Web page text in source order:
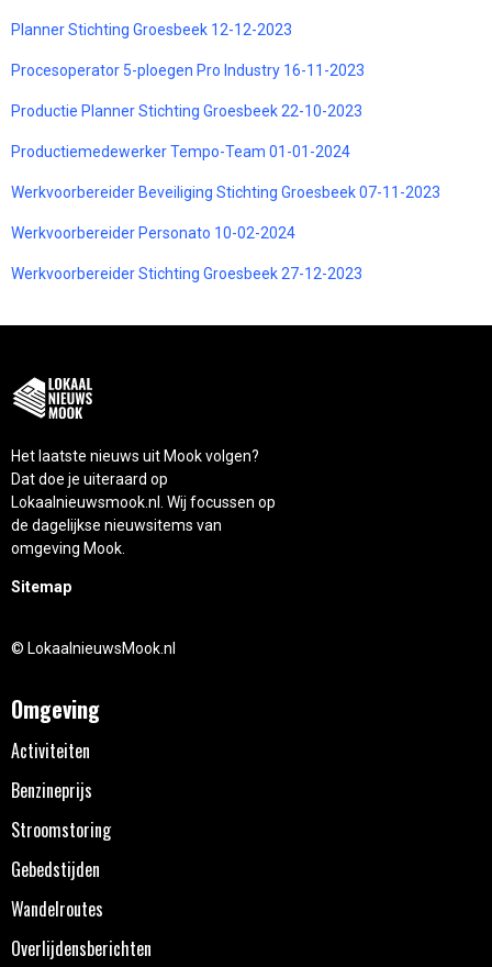
Planner Stichting Groesbeek 12-12-2023
Procesoperator 5-ploegen Pro Industry 16-11-2023
Productie Planner Stichting Groesbeek 22-10-2023
Productiemedewerker Tempo-Team 01-01-2024
Werkvoorbereider Beveiliging Stichting Groesbeek 07-11-2023
Werkvoorbereider Personato 10-02-2024
Werkvoorbereider Stichting Groesbeek 27-12-2023
Het laatste nieuws uit Mook volgen?
Dat doe je uiteraard op
Lokaalnieuwsmook.nl. Wij focussen op
de dagelijkse nieuwsitems van
omgeving Mook.
Sitemap
© LokaalnieuwsMook.nl
Omgeving
Activiteiten
Benzineprijs
Stroomstoring
Gebedstijden
Wandelroutes
Overlijdensberichten